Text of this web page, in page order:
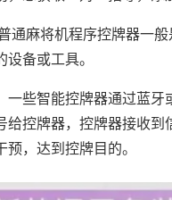
通麻将机程序控牌器一
备或工具。
一些智能控牌器通过蓝
给控牌器，控牌器接收
，达到控牌目的。